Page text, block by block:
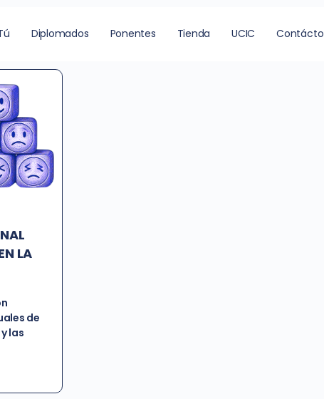
Diplomados Ponentes Tienda UCIC Contácto
emocional
LA
de
las